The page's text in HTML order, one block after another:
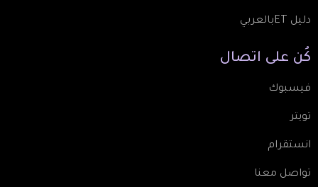
دليل ETبالعربي
كُن على اتصال
فيسبوك
تويتر
انستقرام
تواصل معنا